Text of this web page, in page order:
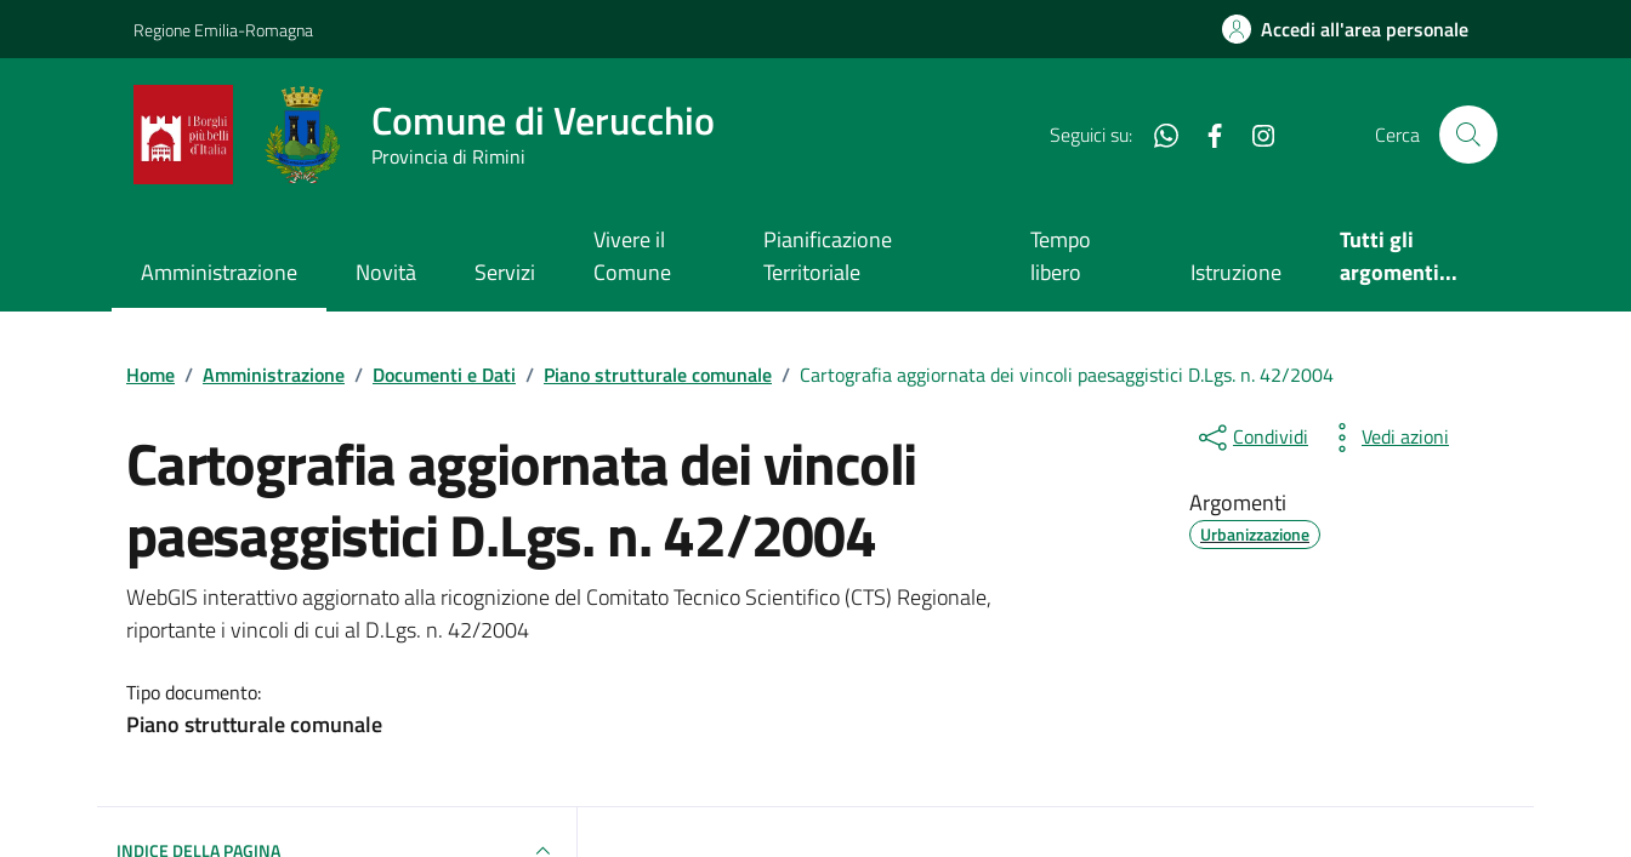
Regione Emilia-Romagna Accedi all'area personale
Comune di Verucchio
Provincia di Rimini
Seguici su: WhatsappFacebook Cerca
Amministrazione Novità Servizi
Vivere il
Comune
Pianificazione
Territoriale
Tempo
libero
Istruzione
Tutti gli
argomenti...
Home / Amministrazione / Documenti e Dati / Piano strutturale comunale / Cartografia aggiornata dei vincoli paesaggistici D.Lgs. n. 42/2004
Cartografia aggiornata dei vincoli
paesaggistici D.Lgs. n. 42/2004
Dettagli del documento
WebGIS interattivo aggiornato alla ricognizione del Comitato Tecnico Scientifico (CTS) Regionale,
riportante i vincoli di cui al D.Lgs. n. 42/2004
Tipo documento:
Piano strutturale comunale
Condividi Vedi azioni
Argomenti
Urbanizzazione
INDICE DELLA PAGINA